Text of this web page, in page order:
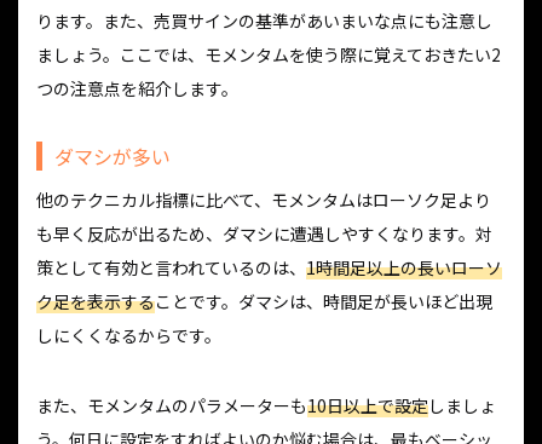
ります。また、売買サインの基準があいまいな点にも注意し
ましょう。ここでは、モメンタムを使う際に覚えておきたい2
つの注意点を紹介します。
ダマシが多い
他のテクニカル指標に比べて、モメンタムはローソク足より
も早く反応が出るため、ダマシに遭遇しやすくなります。対
策として有効と言われているのは、 1時間足以上の長いローソ
ク足を表示することです。ダマシは、時間足が長いほど出現
しにくくなるからです。
また、モメンタムのパラメーターも10日以上で設定しましょ
う。何日に設定をすればよいのか悩む場合は、最もベーシッ